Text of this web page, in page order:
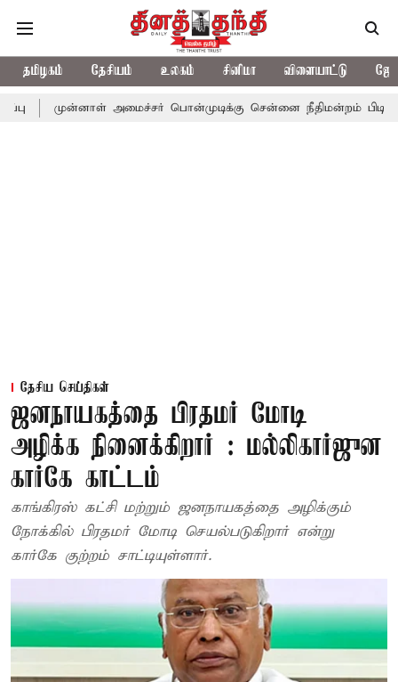
தமிழகம் தேசியம் உலகம் சினிமா விளையாட்டு
அமைச்சர் பொன்முடிக்கு சென்னை நீதிமன்றம் பிடிவாராண்ட்
தேசிய செய்திகள்
ஜனநாயகத்தை பிரதமர் மோடி
அழிக்க நினைக்கிறார் : மல்லிகார்ஜுன
கார்கே காட்டம்
காங்கிரஸ் கட்சி மற்றும் ஜனநாயகத்தை அழிக்கும்
நோக்கில் பிரதமர் மோடி செயல்படுகிறார் என்று
கார்கே குற்றம் சாட்டியுள்ளார்.